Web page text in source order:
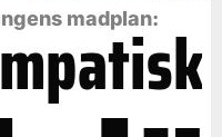
madplan: